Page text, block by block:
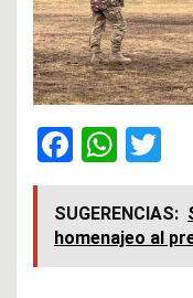
F
a
ce
b
W
h
at
s
tt
er
SUGERENCIAS:
homenajeo al